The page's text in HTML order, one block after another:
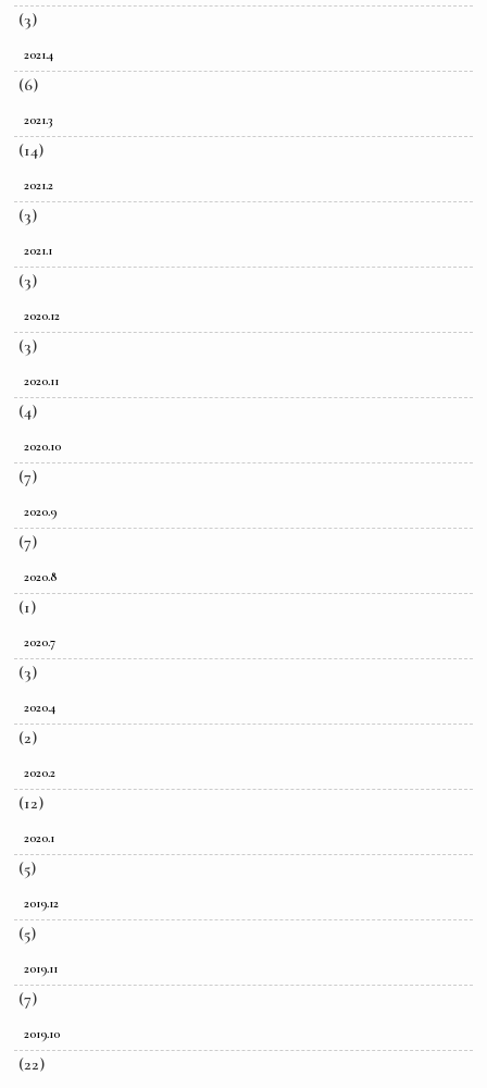
(3)
2021.4
(6)
2021.3
(14)
2021.2
(3)
2021.1
(3)
2020.12
(3)
2020.11
(4)
2020.10
(7)
2020.9
(7)
2020.8
(1)
2020.7
(3)
2020.4
(2)
2020.2
(12)
2020.1
(5)
2019.12
(5)
2019.11
(7)
2019.10
(22)